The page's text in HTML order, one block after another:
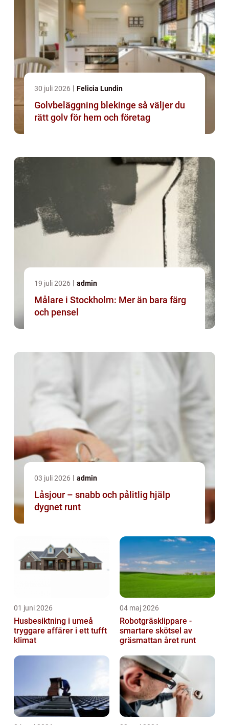
30 juli 2026 Felicia Lundin
Golvbeläggning blekinge så väljer du
rätt golv för hem och företag
19 juli 2026 admin
Målare i Stockholm: Mer än bara färg
och pensel
03 juli 2026 admin
Låsjour – snabb och pålitlig hjälp
dygnet runt
01 juni 2026
Husbesiktning i umeå
tryggare affärer i ett tufft
klimat
04 maj 2026
Robotgräsklippare -
smartare skötsel av
gräsmattan året runt